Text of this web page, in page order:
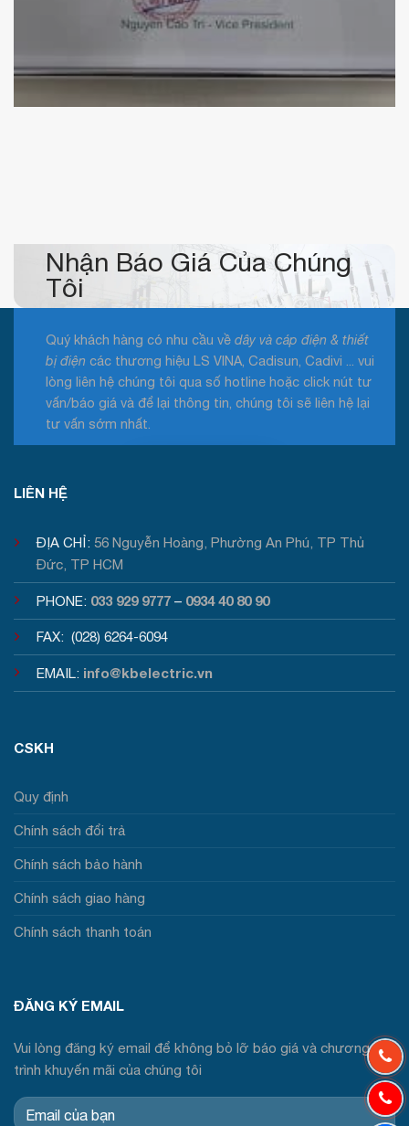
KBElectric
Nhận Báo Giá Của Chúng
Tôi
Quý khách hàng có nhu cầu về dây và cáp điện & thiết
bị điện các thương hiệu LS VINA, Cadisun, Cadivi ... vui
lòng liên hệ chúng tôi qua số hotline hoặc click nút tư
vấn/báo giá và để lại thông tin, chúng tôi sẽ liên hệ lại
tư vấn sớm nhất.
LIÊN HỆ
ĐỊA CHỈ: 56 Nguyễn Hoàng, Phường An Phú, TP Thủ
Đức, TP HCM
PHONE: 033 929 9777 – 0934 40 80 90
FAX: (028) 6264-6094
EMAIL: info@kbelectric.vn
CSKH
Quy định
Chính sách đổi trả
Chính sách bảo hành
Chính sách giao hàng
Chính sách thanh toán
ĐĂNG KÝ EMAIL
Vui lòng đăng ký email để không bỏ lỡ báo giá và chương
trình khuyến mãi của chúng tôi